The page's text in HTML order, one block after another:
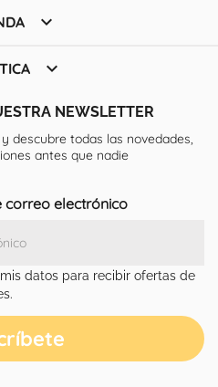


NEWSLETTER
descubre todas las novedades,
antes que nadie
correo electrónico
datos para recibir ofertas de